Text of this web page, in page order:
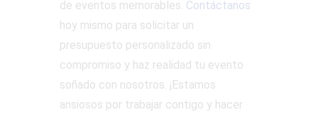
de eventos memorables. Contáctanos
hoy mismo para solicitar un
presupuesto personalizado sin
compromiso y haz realidad tu evento
soñado con nosotros. ¡Estamos
ansiosos por trabajar contigo y hacer